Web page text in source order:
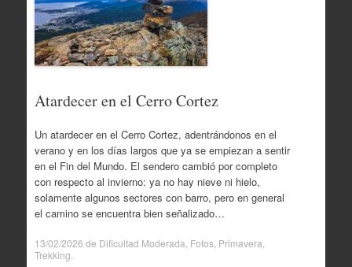
Atardecer en el Cerro Cortez
Un atardecer en el Cerro Cortez, adentrándonos en el
verano y en los días largos que ya se empiezan a sentir
en el Fin del Mundo. El sendero cambió por completo
con respecto al invierno: ya no hay nieve ni hielo,
solamente algunos sectores con barro, pero en general
el camino se encuentra bien señalizado…
13/02/2026 de Dificultad Moderada Fotos, Primavera
Trekking